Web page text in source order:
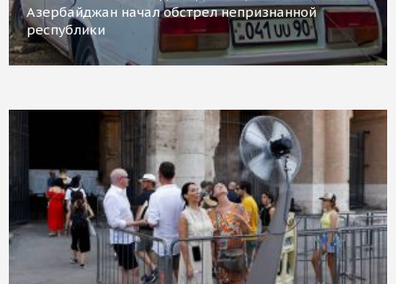
Азербайджан начал обстрел непризнанной
республики